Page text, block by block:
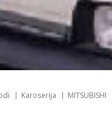
Karoserija MITSUBISHI